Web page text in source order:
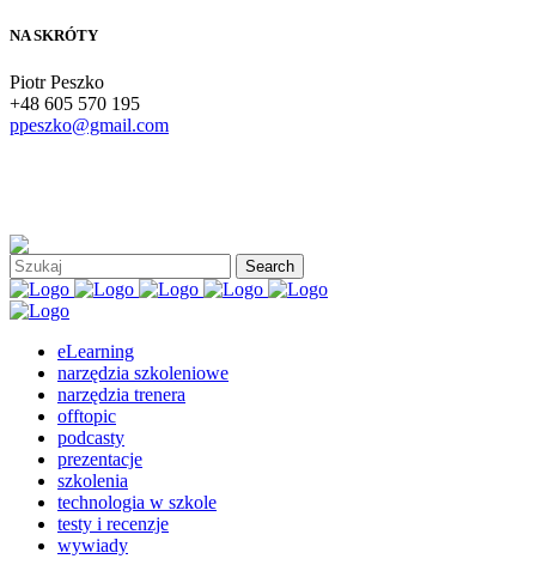
NA SKRÓTY
Piotr Peszko
+48 605 570 195
ppeszko@gmail.com
eLearning
narzędzia szkoleniowe
narzędzia trenera
offtopic
podcasty
prezentacje
szkolenia
technologia w szkole
testy i recenzje
wywiady